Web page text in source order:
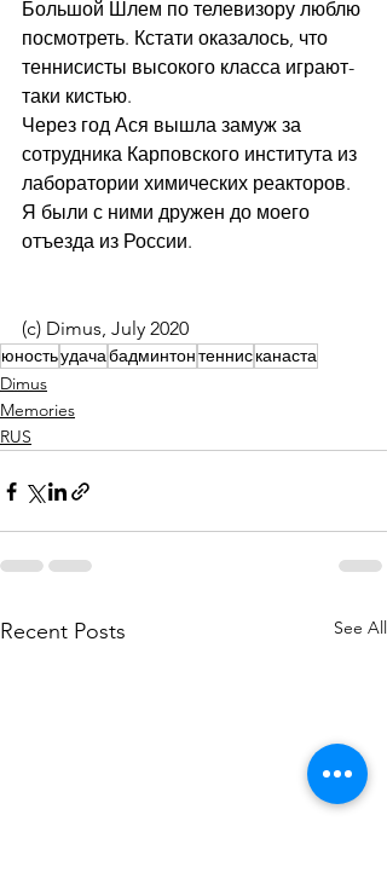
Большой Шлем по телевизору люблю
посмотреть. Кстати оказалось, что
теннисисты высокого класса играют-
таки кистью.
Через год Ася вышла замуж за
сотрудника Карповского института из
лаборатории химических реакторов.
Я были с ними дружен до моего
отъезда из России.
(c) Dimus, July 2020
юностьудачабадминтонтеннисканаста
Dimus
Memories
RUS
Recent Posts See All